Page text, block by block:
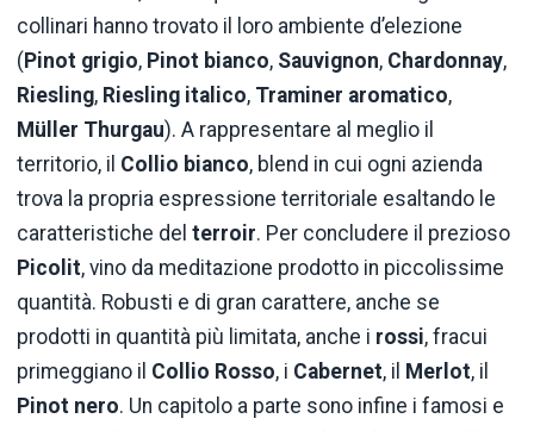
collinari hanno trovato il loro ambiente d’elezione
( Pinot grigio, Pinot bianco, Sauvignon, Chardonnay,
Riesling, Riesling italico, Traminer aromatico,
Müller Thurgau). A rappresentare al meglio il
territorio, il Collio bianco, blend in cui ogni azienda
trova la propria espressione territoriale esaltando le
caratteristiche del terroir. Per concludere il prezioso
Picolit, vino da meditazione prodotto in piccolissime
quantità. Robusti e di gran carattere, anche se
prodotti in quantità più limitata, anche i rossi, fracui
primeggiano il Collio Rosso, i Cabernet, il Merlot, il
Pinot nero. Un capitolo a parte sono infine i famosi e